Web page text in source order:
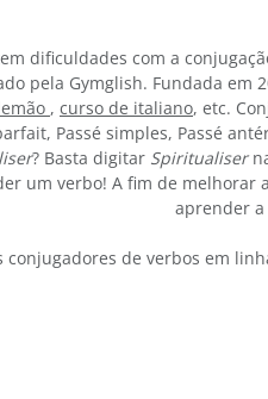
dificuldades com a
pela Gymglish. Fundada em
, curso de italiano, etc.
Passé simples, Passé
? Basta digitar Spiritualiser
um verbo! A fim de melhorar
aprender
conjugadores de verbos em